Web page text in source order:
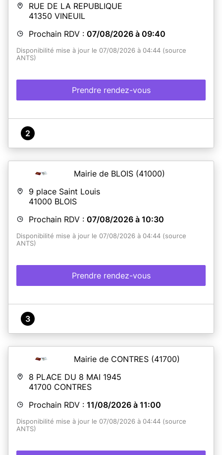
RUE DE LA REPUBLIQUE
41350 VINEUIL
Prochain RDV : 07/08/2026 à 09:40
Disponibilité mise à jour le 07/08/2026 à 04:44 (source
ANTS)
Prendre rendez-vous
2
Mairie de BLOIS (41000)
9 place Saint Louis
41000 BLOIS
Prochain RDV : 07/08/2026 à 10:30
Disponibilité mise à jour le 07/08/2026 à 04:44 (source
ANTS)
Prendre rendez-vous
3
Mairie de CONTRES (41700)
8 PLACE DU 8 MAI 1945
41700 CONTRES
Prochain RDV : 11/08/2026 à 11:00
Disponibilité mise à jour le 07/08/2026 à 04:44 (source
ANTS)